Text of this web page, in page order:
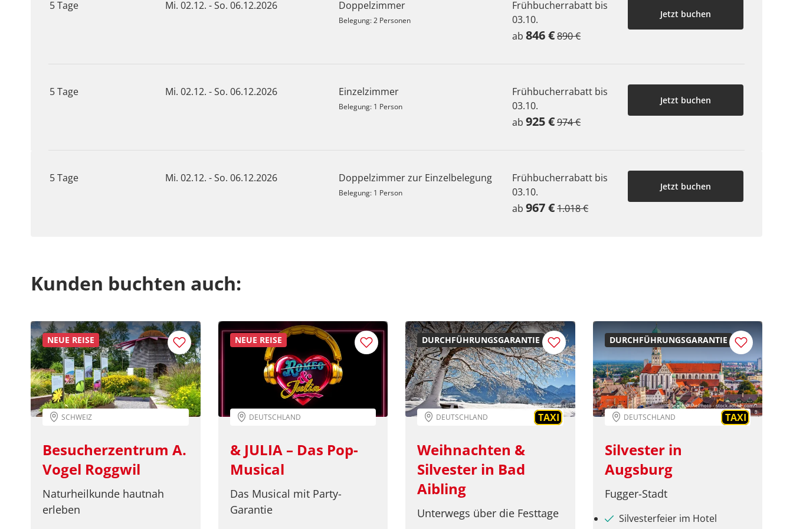
5 Tage Mi. 02.12. - So. 06.12.2026 Doppelzimmer
Belegung: 2 Personen
Frühbucherrabatt bis
03.10.
ab 846 €890 €
Jetzt buchen
5 Tage Mi. 02.12. - So. 06.12.2026 Einzelzimmer
Belegung: 1 Person
Frühbucherrabatt bis
03.10.
ab 925 €974 €
Jetzt buchen
5 Tage Mi. 02.12. - So. 06.12.2026 Doppelzimmer zur Einzelbelegung
Belegung: 1 Person
Frühbucherrabatt bis
03.10.
ab 967 €1.018 €
Jetzt buchen
Kunden buchten auch:
NEUE REISE
SCHWEIZ
Besucherzentrum A.
Vogel Roggwil
Naturheilkunde hautnah
erleben
NEUE REISE
DEUTSCHLAND
& JULIA – Das Pop-
Musical
Das Musical mit Party-
Garantie
DURCHFÜHRUNGSGARANTIE
© Ruhpolding Tourismus GmbH
DEUTSCHLAND TAXI
Weihnachten &
Silvester in Bad
Aibling
Unterwegs über die Festtage
DURCHFÜHRUNGSGARANTIE
©SeanPavonePhoto - stock.adobe.com
DEUTSCHLAND TAXI
Silvester in
Augsburg
Fugger-Stadt
Silvesterfeier im Hotel